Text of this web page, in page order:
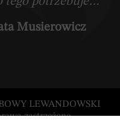
Musierowicz
LEWANDOWSKI
zastrzeżone.